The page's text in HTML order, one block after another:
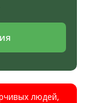
людей,